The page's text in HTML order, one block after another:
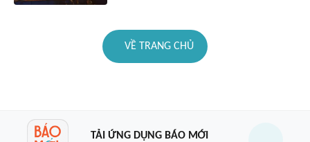
VỀ TRANG CHỦ
TẢI ỨNG DỤNG BÁO MỚI